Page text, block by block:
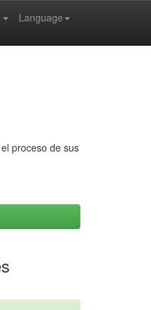
Language
proceso de sus